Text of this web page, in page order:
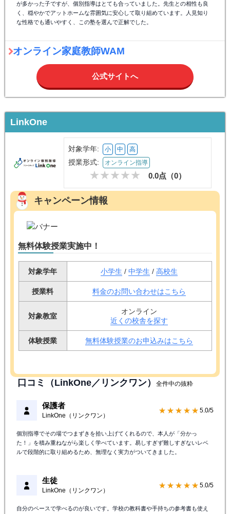
が多かった子ですが、個別指導はとても合っていました。先生との相性も良
く、穏やかでアットホームな雰囲気に安心して取り組めています。人見知り
な性格でも通いやすく、この塾を選んで正解でした。
オンライン家庭教師WAM
公式サイトへ
LinkOne
対象学年: 小 中 高
授業形式: オンライン指導
0.0点（0）
キャンペーン情報
無料体験授業実施中！
対象学年 小学生 / 中学生 / 高校生
授業料 料金のお問い合わせはこちら
対象教室
オンライン
近くの校舎を探す
体験授業 無料体験授業のお申込みはこちら
口コミ（LinkOne／リンクワン） 全件中の抜粋
保護者
LinkOne（リンクワン）
★★★★★ 5.0/5
個別指導でその場でつまずきを拾い上げてくれるので、本人が「分かっ
た！」を積み重ねながら楽しく学べています。易しすぎず難しすぎないレベ
ルで段階的に取り組めるため、無理なく実力がついてきました。
生徒
LinkOne（リンクワン）
★★★★★ 5.0/5
自分のペースで学べるのが良いです。学校の教科書や手持ちの参考書も使え